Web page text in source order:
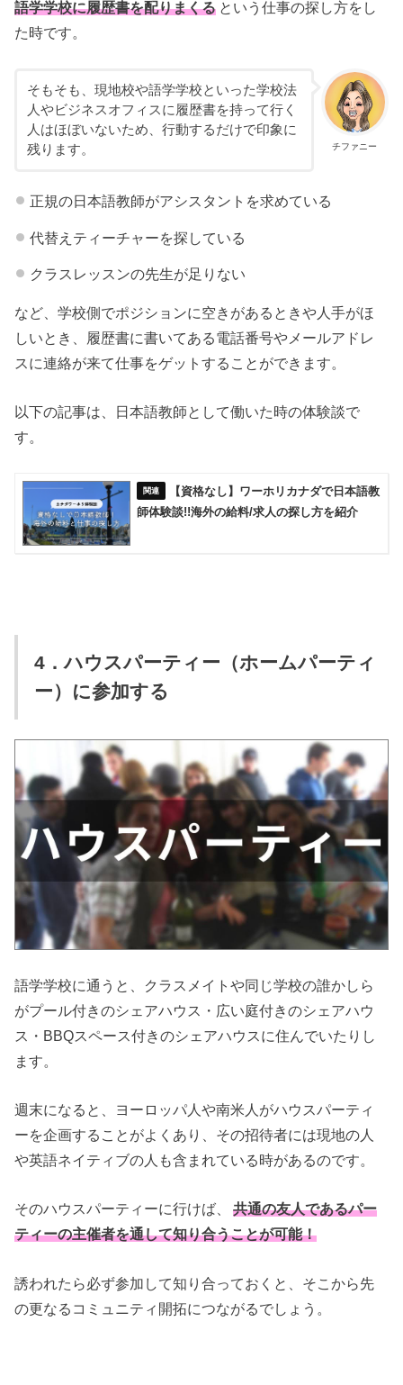
語学学校に履歴書を配りまくる という仕事の探し方をし
た時です。
チファニー
そもそも、現地校や語学学校といった学校法
人やビジネスオフィスに履歴書を持って行く
人はほぼいないため、行動するだけで印象に
残ります。
正規の日本語教師がアシスタントを求めている
代替えティーチャーを探している
クラスレッスンの先生が足りない
など、学校側でポジションに空きがあるときや人手がほ
しいとき、履歴書に書いてある電話番号やメールアドレ
スに連絡が来て仕事をゲットすることができます。
以下の記事は、日本語教師として働いた時の体験談で
す。
【資格なし】ワーホリカナダで日本語教
師体験談!!海外の給料/求人の探し方を紹介
4．ハウスパーティー（ホームパーティ
ー）に参加する
語学学校に通うと、クラスメイトや同じ学校の誰かしら
がプール付きのシェアハウス・広い庭付きのシェアハウ
ス・BBQスペース付きのシェアハウスに住んでいたりし
ます。
週末になると、ヨーロッパ人や南米人がハウスパーティ
ーを企画することがよくあり、その招待者には現地の人
や英語ネイティブの人も含まれている時があるのです。
そのハウスパーティーに行けば、
共通の友人であるパー
ティーの主催者を通して知り合うことが可能！
誘われたら必ず参加して知り合っておくと、そこから先
の更なるコミュニティ開拓につながるでしょう。